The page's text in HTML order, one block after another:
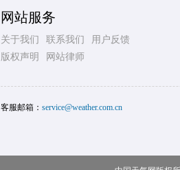
网站服务
关于我们 联系我们
用户反馈
版权声明
网站律师
客服邮箱： service@weather.com.cn